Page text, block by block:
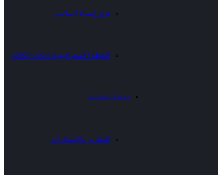
قرار إنشاء المكتب
الخطة الاستراتيجية 2023-2027م
خدمات متنوعة
التقارير والإصدارات